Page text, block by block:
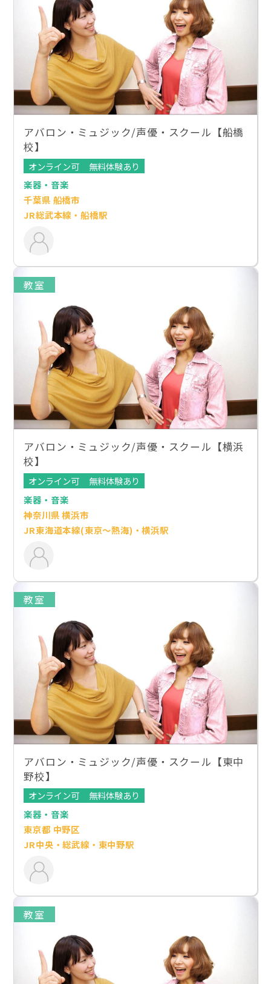
アバロン・ミュジック/声優・スクール【船橋
校】
オンライン可
無料体験あり
楽器・音楽
千葉県 船橋市
JR総武本線・船橋駅
教室
アバロン・ミュジック/声優・スクール【横浜
校】
オンライン可
無料体験あり
楽器・音楽
神奈川県 横浜市
JR東海道本線(東京～熱海)・横浜駅
教室
アバロン・ミュジック/声優・スクール【東中
野校】
オンライン可
無料体験あり
楽器・音楽
東京都 中野区
JR中央・総武線・東中野駅
教室